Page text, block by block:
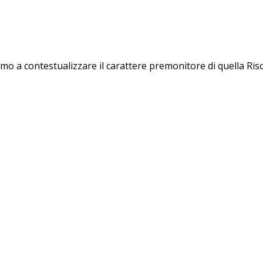
a contestualizzare il carattere premonitore di quella